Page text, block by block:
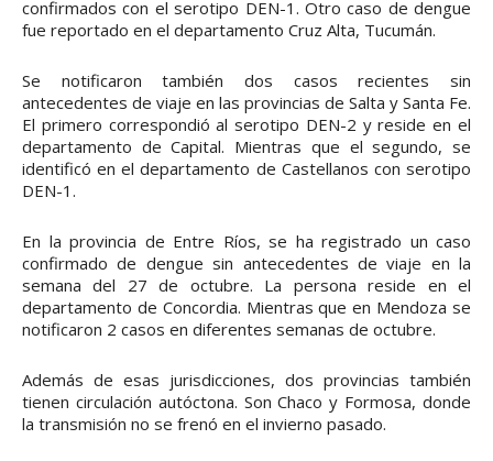
confirmados con el serotipo DEN-1. Otro caso de dengue
fue reportado en el departamento Cruz Alta, Tucumán.
Se notificaron también dos casos recientes sin
antecedentes de viaje en las provincias de Salta y Santa Fe.
El primero correspondió al serotipo DEN-2 y reside en el
departamento de Capital. Mientras que el segundo, se
identificó en el departamento de Castellanos con serotipo
DEN-1.
En la provincia de Entre Ríos, se ha registrado un caso
confirmado de dengue sin antecedentes de viaje en la
semana del 27 de octubre. La persona reside en el
departamento de Concordia. Mientras que en Mendoza se
notificaron 2 casos en diferentes semanas de octubre.
Además de esas jurisdicciones, dos provincias también
tienen circulación autóctona. Son Chaco y Formosa, donde
la transmisión no se frenó en el invierno pasado.